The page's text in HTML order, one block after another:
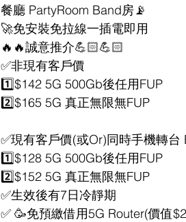
餐廳 PartyRoom Band房📡
🚀免安裝免拉線一插電即用
🔥🔥誠意推介💪🏻💪🏻
✅非現有客戶價
1️⃣$142 5G 500Gb後任用FUP
2️⃣$165 5G 真正無限無FUP
✅現有客戶價(或Or)同時手機轉台
1️⃣$128 5G 500Gb後任用FUP
2️⃣$152 5G 真正無限無FUP
✅生效後有7日冷靜期
✅ 🥳免預繳借用5G Router(價值